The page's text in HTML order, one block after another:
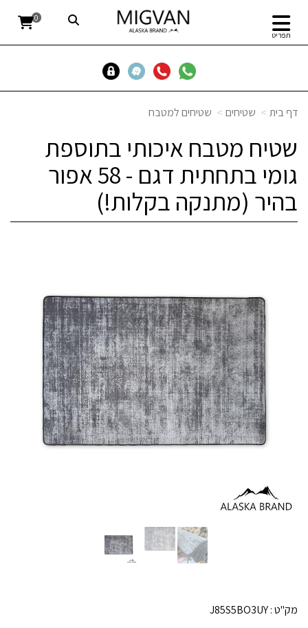
תפריט
0
דף בית שטיחים שטיחים למטבח
שטיח מטבח איכותי בתוספת
גומי בתחתית דגם - 58 אפור
בהיר (מתנקה בקלות!)
מק"ט :J85S5BO3UY